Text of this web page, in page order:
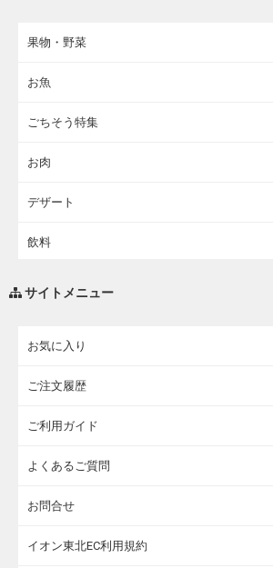
果物・野菜
お魚
ごちそう特集
お肉
デザート
飲料
サイトメニュー
お気に入り
ご注文履歴
ご利用ガイド
よくあるご質問
お問合せ
イオン東北EC利用規約